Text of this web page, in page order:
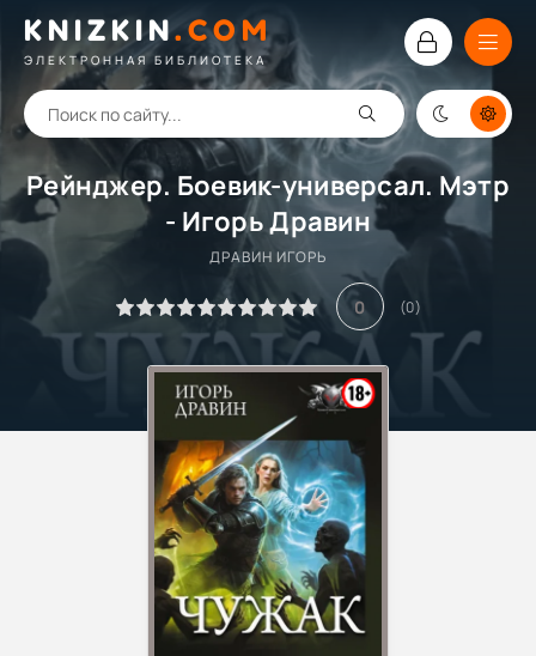
KNIZKIN.COM
ЭЛЕКТРОННАЯ БИБЛИОТЕКА
Рейнджер. Боевик-универсал. Мэтр
- Игорь Дравин
ДРАВИН ИГОРЬ
0 (0)